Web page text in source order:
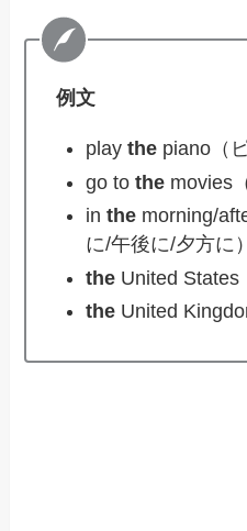
例文
playthe piano（
go tothe movies
inthe morning/
に/午後に/夕方に）
the United States
the United